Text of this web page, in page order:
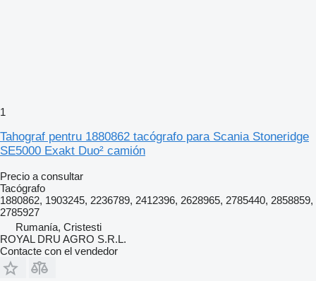
1
Tahograf pentru 1880862 tacógrafo para Scania Stoneridge
SE5000 Exakt Duo² camión
Precio a consultar
Tacógrafo
1880862, 1903245, 2236789, 2412396, 2628965, 2785440, 2858859,
2785927
Rumanía, Cristesti
ROYAL DRU AGRO S.R.L.
Contacte con el vendedor